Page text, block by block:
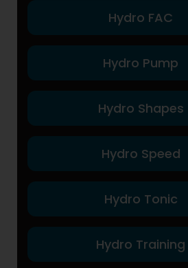
Hydro FAC
Hydro Pump
Hydro Shapes
Hydro Speed
Hydro Tonic
Hydro Training